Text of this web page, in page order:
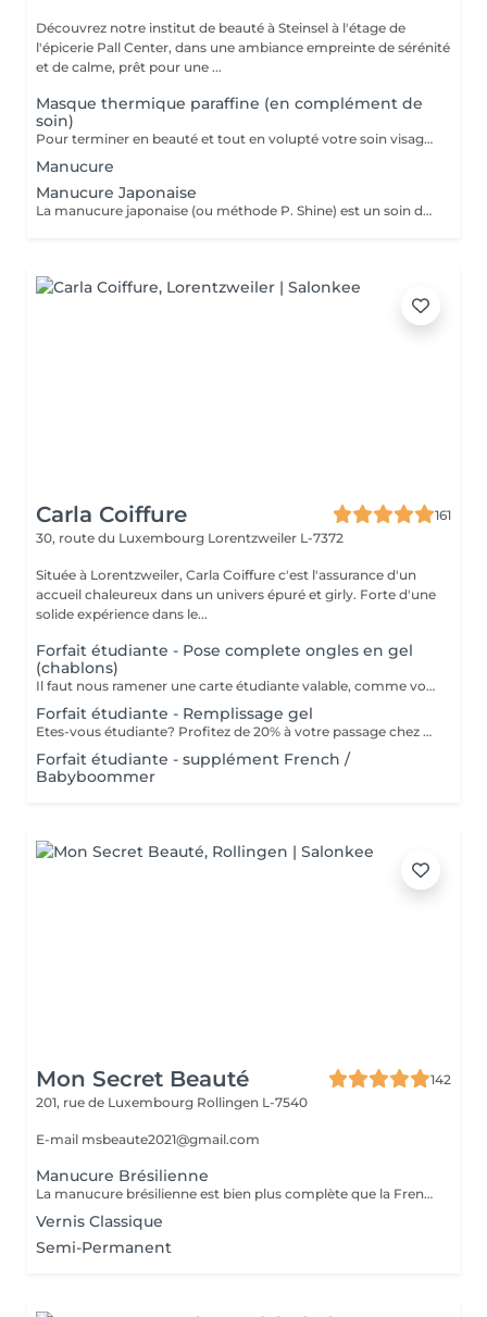
Découvrez notre institut de beauté à Steinsel à l'étage de
l'épicerie Pall Center, dans une ambiance empreinte de sérénité
et de calme, prêt pour une ...
Masque thermique paraffine (en complément de
soin)
Pour terminer en beauté et tout en volupté votre soin visage, nous vous proposons le 'double masque '. Cela consiste en une application d'un masque crème bourré d'actifs hydratants/régénérants/anti-âge ou anti-oxydants suivi d'un bain de paraffine tiède. Ceci permet la pénétration intégrale du masque crème grâce à la chaleur de la paraffine et une fin de soin en douceur grâce aux actifs de la paraffine adoucissants et calmants. Une véritable invitation à la détente.
Manucure
Manucure Japonaise
La manucure japonaise (ou méthode P. Shine) est un soin de beauté naturel et ancestral visant à renforcer, nourrir et faire briller les ongles sans vernis ni gel. En utilisant des produits naturels comme la cire d'abeille, des minéraux, et de la poudre de perle, elle rend les ongles sains, forts et brillants avec un effet miroir, idéal pour réparer les ongles abîmés (après gel ou semi-permanent, grossesse...). Convient aux ongles naturels fragiles, mous, cassants ou dédoublés, mais aussi simplement pour offrir une période de repos et de soin aux ongles.
Carla Coiffure
161
30, route du Luxembourg Lorentzweiler L-7372
Située à Lorentzweiler, Carla Coiffure c'est l'assurance d'un
accueil chaleureux dans un univers épuré et girly. Forte d'une
solide expérience dans le...
Forfait étudiante - Pose complete ongles en gel
(chablons)
Il faut nous ramener une carte étudiante valable, comme vous êtes étudiante.
Forfait étudiante - Remplissage gel
Etes-vous étudiante? Profitez de 20% à votre passage chez nous pour votre remplissage. ATTENTION: il nous faut une carte étudiante valable que vous etes bien étudiante.
Forfait étudiante - supplément French /
Babyboommer
Mon Secret Beauté
142
201, rue de Luxembourg Rollingen L-7540
E-mail msbeaute2021@gmail.com
Manucure Brésilienne
La manucure brésilienne est bien plus complète que la French manucure puisqu'il s'agit d'un soin complet des mains, des ongles et des cuticules. L'objectif est d'hydrater les mains et les ongles, avec des produits doux et écologiques (les produits utilisés ne nécessitent pas d'eau), et des massages. Elle peut d'ailleurs être aussi bien réalisée sur les ongles de pieds : les professionnels vont alors en même temps traiter et masser les pieds.
Vernis Classique
Semi-Permanent